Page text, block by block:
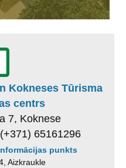
Kokneses Tūrisma
centrs
7, Koknese
65161296
punkts
Aizkraukle